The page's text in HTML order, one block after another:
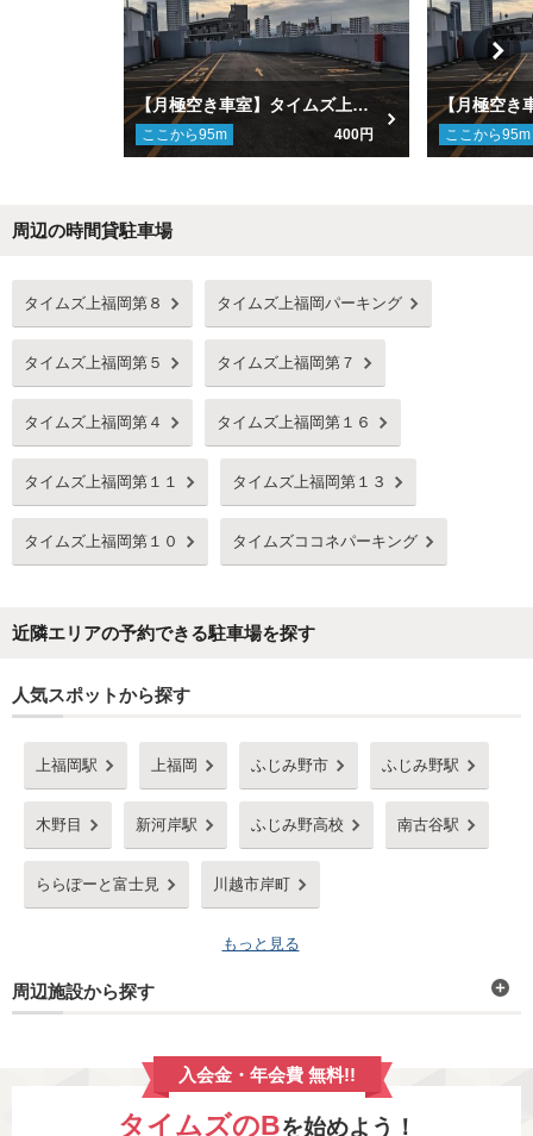
【月極空き車室】タイムズ上福岡パーキング
ここから95m 400円 ここから95m
周辺の時間貸駐車場
タイムズ上福岡第８ タイムズ上福岡パーキング
タイムズ上福岡第５ タイムズ上福岡第７
タイムズ上福岡第４ タイムズ上福岡第１６
タイムズ上福岡第１１ タイムズ上福岡第１３
タイムズ上福岡第１０ タイムズココネパーキング
近隣エリアの予約できる駐車場を探す
人気スポットから探す
上福岡駅 上福岡 ふじみ野市 ふじみ野駅
木野目 新河岸駅 ふじみ野高校 南古谷駅
ららぽーと富士見 川越市岸町
もっと見る
周辺施設から探す
入会金・年会費 無料!!
タイムズのBを始めよう！